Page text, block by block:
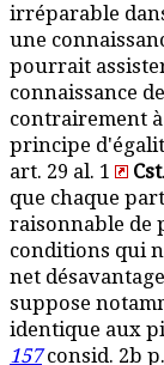
irréparable
une
pourrait
connaissance
contrairement
principe
art. 29 al. 1
Cst
que chaque
raisonnable de
conditions qui
net
suppose
identique aux
157consid. 2b